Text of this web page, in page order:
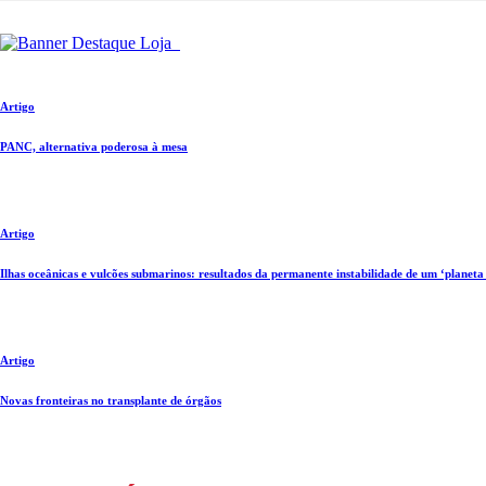
Artigo
PANC, alternativa poderosa à mesa
Artigo
Ilhas oceânicas e vulcões submarinos: resultados da permanente instabilidade de um ‘planeta
Artigo
Novas fronteiras no transplante de órgãos